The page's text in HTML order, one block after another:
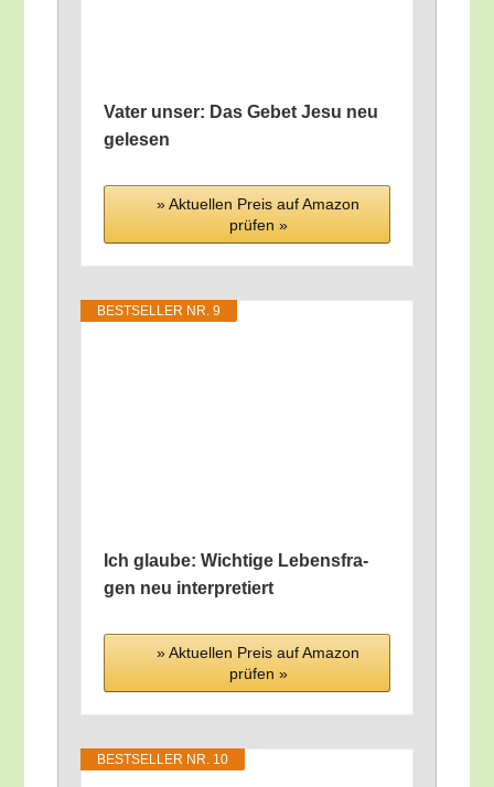
Vater unser: Das Gebet Jesu neu
gelesen
» Aktu­el­len Preis auf Ama­zon
prü­fen »
BEST­SEL­LER NR. 9
Ich glau­be: Wich­ti­ge Lebens­fra­
gen neu interpretiert
» Aktu­el­len Preis auf Ama­zon
prü­fen »
BEST­SEL­LER NR. 10